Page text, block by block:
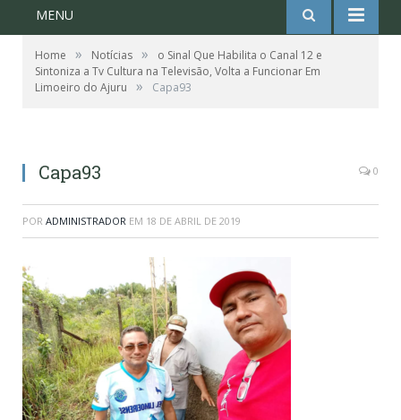
MENU
Home » Notícias »
o Sinal Que Habilita o Canal 12 e
Sintoniza a Tv Cultura na Televisão, Volta a Funcionar Em
Limoeiro do Ajuru
» Capa93
Capa93 0
POR ADMINISTRADOR EM 18 DE ABRIL DE 2019